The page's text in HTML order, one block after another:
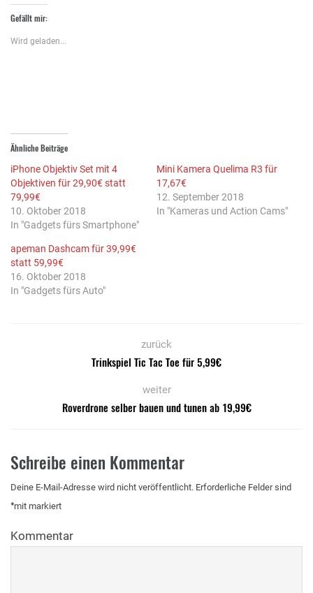
Twitter
zu
teilen
in
neuem
Gefällt mir:
Wird geladen...
Ähnliche Beiträge
iPhone Objektiv Set mit 4
Objektiven für 29,90€ statt
79,99€
10. Oktober 2018
In "Gadgets fürs Smartphone"
Mini Kamera Quelima R3 für
17,67€
12. September 2018
In "Kameras und Action Cams"
apeman Dashcam für 39,99€
statt 59,99€
16. Oktober 2018
In "Gadgets fürs Auto"
zurück
Trinkspiel Tic Tac Toe für 5,99€
weiter
Roverdrone selber bauen und tunen ab 19,99€
Schreibe einen Kommentar
Deine E-Mail-Adresse wird nicht veröffentlicht. Erforderliche Felder sind
mit
* markiert
Kommentar